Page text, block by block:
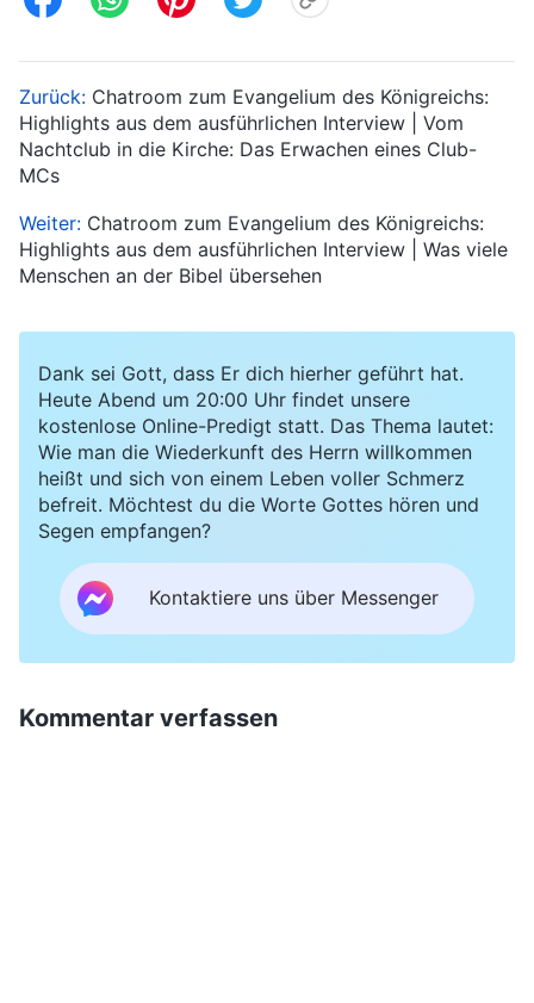
Zurück: Chatroom zum Evangelium des Königreichs:
Highlights aus dem ausführlichen Interview | Vom
Nachtclub in die Kirche: Das Erwachen eines Club-
MCs
Weiter: Chatroom zum Evangelium des Königreichs:
Highlights aus dem ausführlichen Interview | Was viele
Menschen an der Bibel übersehen
Dank sei Gott, dass Er dich hierher geführt hat.
Heute Abend um 20:00 Uhr findet unsere
kostenlose Online-Predigt statt. Das Thema lautet:
Wie man die Wiederkunft des Herrn willkommen
heißt und sich von einem Leben voller Schmerz
befreit. Möchtest du die Worte Gottes hören und
Segen empfangen?
Kontaktiere uns über Messenger
Kommentar verfassen